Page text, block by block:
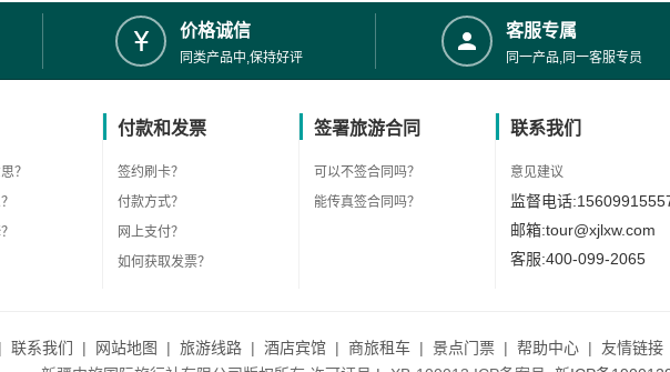
价格诚信
同类产品中,保持好评
客服专属
同一产品,同一客服专员
？
付款和发票
签约刷卡？
付款方式？
网上支付？
如何获取发票？
签署旅游合同
可以不签合同吗？
能传真签合同吗？
联系我们
意见建议
监督电话
邮箱:tour@xjlxw.com
客服:400-099-2065
| 联系我们 | 网站地图 | 旅游线路 | 酒店宾馆 | 商旅租车 | 景点门票 | 帮助中心 | 友情链接